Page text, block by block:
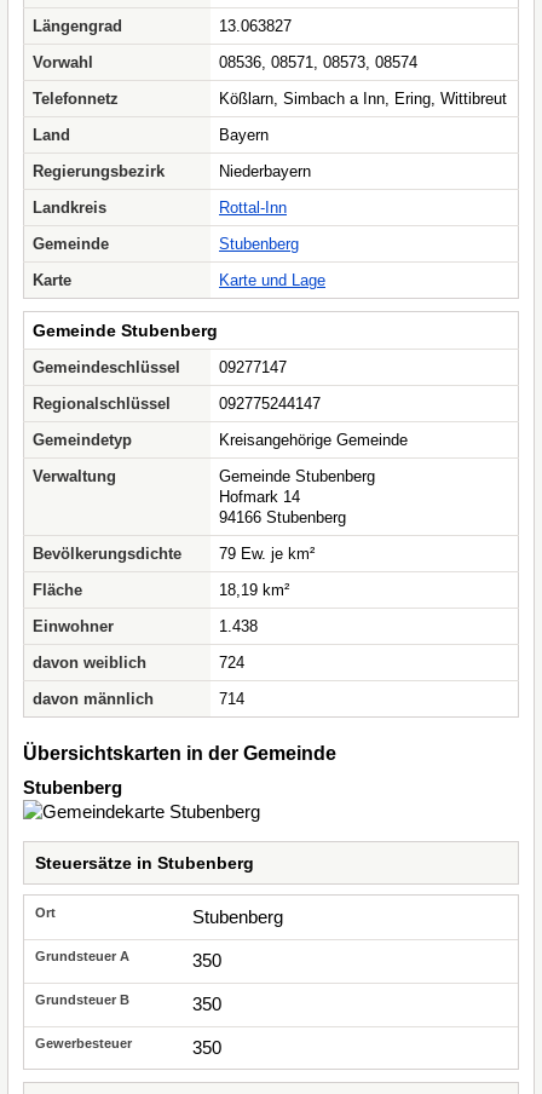
Längengrad
13.063827
Vorwahl
08536, 08571, 08573, 08574
Telefonnetz
Kößlarn, Simbach a Inn, Ering, Wittibreut
Land
Bayern
Regierungsbezirk
Niederbayern
Landkreis
Rottal-Inn
Gemeinde
Stubenberg
Karte
Karte und Lage
Gemeinde Stubenberg
Gemeindeschlüssel
09277147
Regionalschlüssel
092775244147
Gemeindetyp
Kreisangehörige Gemeinde
Verwaltung
Gemeinde Stubenberg
Hofmark 14
94166 Stubenberg
Bevölkerungsdichte
79 Ew. je km²
Fläche
18,19 km²
Einwohner
1.438
davon weiblich
724
davon männlich
714
Übersichtskarten in der Gemeinde
Stubenberg
Steuersätze in Stubenberg
Stubenberg
350
350
350